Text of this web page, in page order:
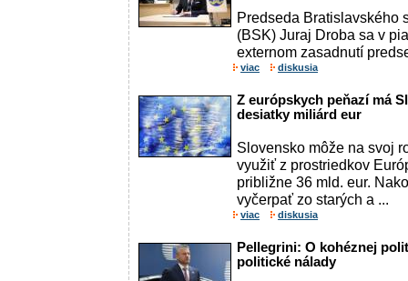
Predseda Bratislavského
(BSK) Juraj Droba sa v
externom zasadnutí
viac diskusia
Z európskych peňazí má
desiatky miliárd eur
Slovensko môže na svoj
využiť z prostriedkov
približne 36 mld. eur.
vyčerpať zo starých a ...
viac diskusia
Pellegrini: O kohéznej
politické nálady